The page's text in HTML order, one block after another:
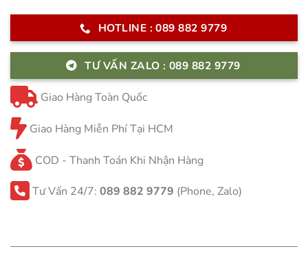
HOTLINE : 089 882 9779
TƯ VẤN ZALO : 089 882 9779
Giao Hàng Toàn Quốc
Giao Hàng Miễn Phí Tại HCM
COD - Thanh Toán Khi Nhận Hàng
Tư Vấn 24/7: 089 882 9779 (Phone, Zalo)